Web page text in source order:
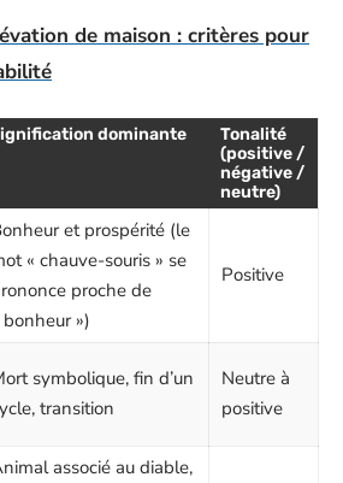
de maison : critères pour
dominante
Tonalité
(positive /
négative /
neutre)
et prospérité (le
« chauve-souris » se
proche de
bonheur »)
Positive
symbolique, fin d’un
transition
Neutre à
positive
associé au diable,